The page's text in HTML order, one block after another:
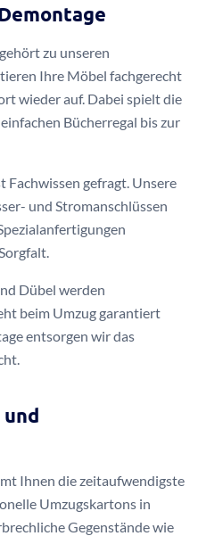
zu unseren
Ihre Möbel fachgerecht
wieder auf. Dabei spielt die
Bücherregal bis zur
Fachwissen gefragt. Unsere
und Stromanschlüssen
Dübel werden
beim Umzug garantiert
entsorgen wir das
Ihnen die zeitaufwendigste
Umzugskartons in
Gegenstände wie